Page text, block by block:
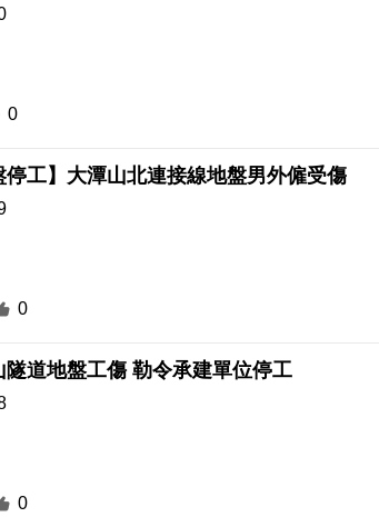
0
停工】大潭山北連接線地盤男外僱受傷
0
隧道地盤工傷 勒令承建單位停工
0